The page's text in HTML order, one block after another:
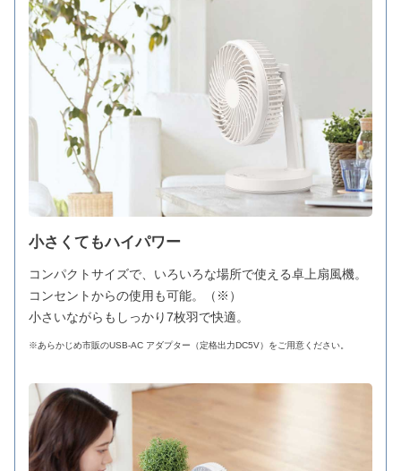
小さくてもハイパワー
コンパクトサイズで、いろいろな場所で使える卓上扇風機。
コンセントからの使用も可能。（※）
小さいながらもしっかり7枚羽で快適。
※あらかじめ市販のUSB-AC アダプター（定格出力DC5V）をご用意ください。